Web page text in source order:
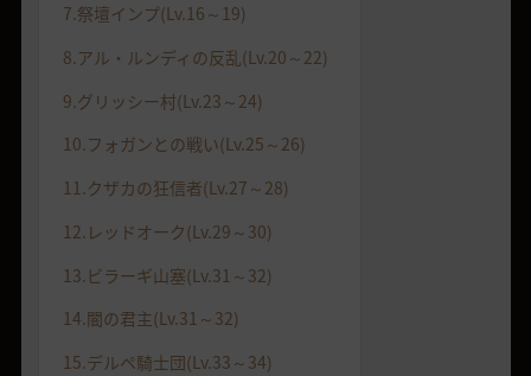
7.祭壇インプ(Lv.16～19)
8.アル・ルンディの反乱(Lv.20～22)
9.グリッシー村(Lv.23～24)
10.フォガンとの戦い(Lv.25～26)
11.クザカの狂信者(Lv.27～28)
12.レッドオーク(Lv.29～30)
13.ビラーギ山塞(Lv.31～32)
14.闇の君主(Lv.31～32)
15.デルペ騎士団(Lv.33～34)